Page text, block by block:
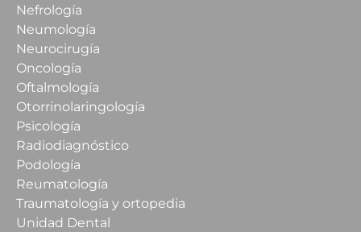
Nefrología
Neumología
Neurocirugía
Oncología
Oftalmología
Otorrinolaringología
Psicología
Radiodiagnóstico
Podología
Reumatología
Traumatología y ortopedia
Unidad Dental